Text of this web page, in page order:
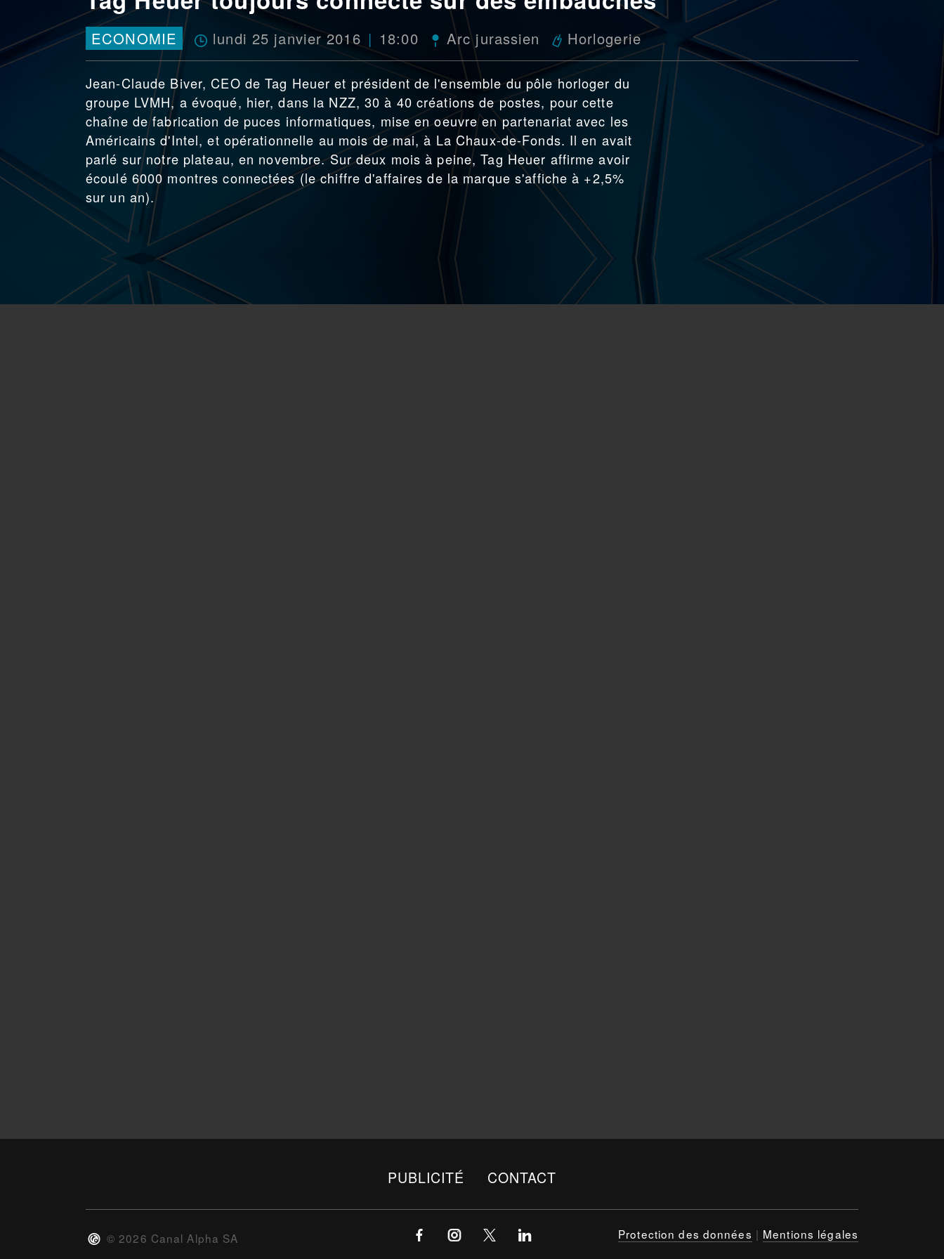
ECONOMIE lundi 25 janvier 2016 18:00 Arc jurassien Horlogerie
Jean-Claude Biver, CEO de Tag Heuer et président de l'ensemble du pôle horloger du
groupe LVMH, a évoqué, hier, dans la NZZ, 30 à 40 créations de postes, pour cette
chaîne de fabrication de puces informatiques, mise en oeuvre en partenariat avec les
Américains d'Intel, et opérationnelle au mois de mai, à La Chaux-de-Fonds. Il en avait
parlé sur notre plateau, en novembre. Sur deux mois à peine, Tag Heuer affirme avoir
écoulé 6000 montres connectées (le chiffre d'affaires de la marque s'affiche à +2,5%
sur un an).
PUBLICITÉ CONTACT
© 2026 Canal Alpha SA Protection des données | Mentions légales